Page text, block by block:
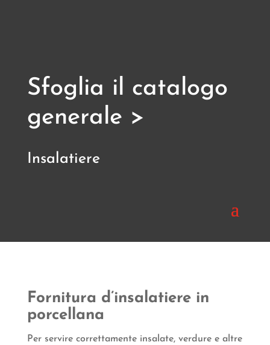
Sfoglia il catalogo
generale >
Insalatiere
Fornitura d’insalatiere in
porcellana
Per servire correttamente insalate, verdure e altre